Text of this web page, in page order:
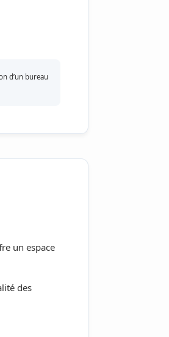
d’un bureau
un espace
des